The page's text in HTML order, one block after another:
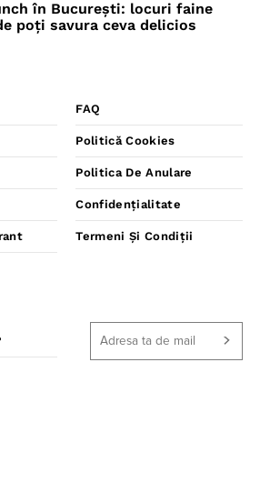
în București: locuri faine
poţi savura ceva delicios
FAQ
Politică Cookies
Politica De Anulare
Confidențialitate
Termeni Și Condiții